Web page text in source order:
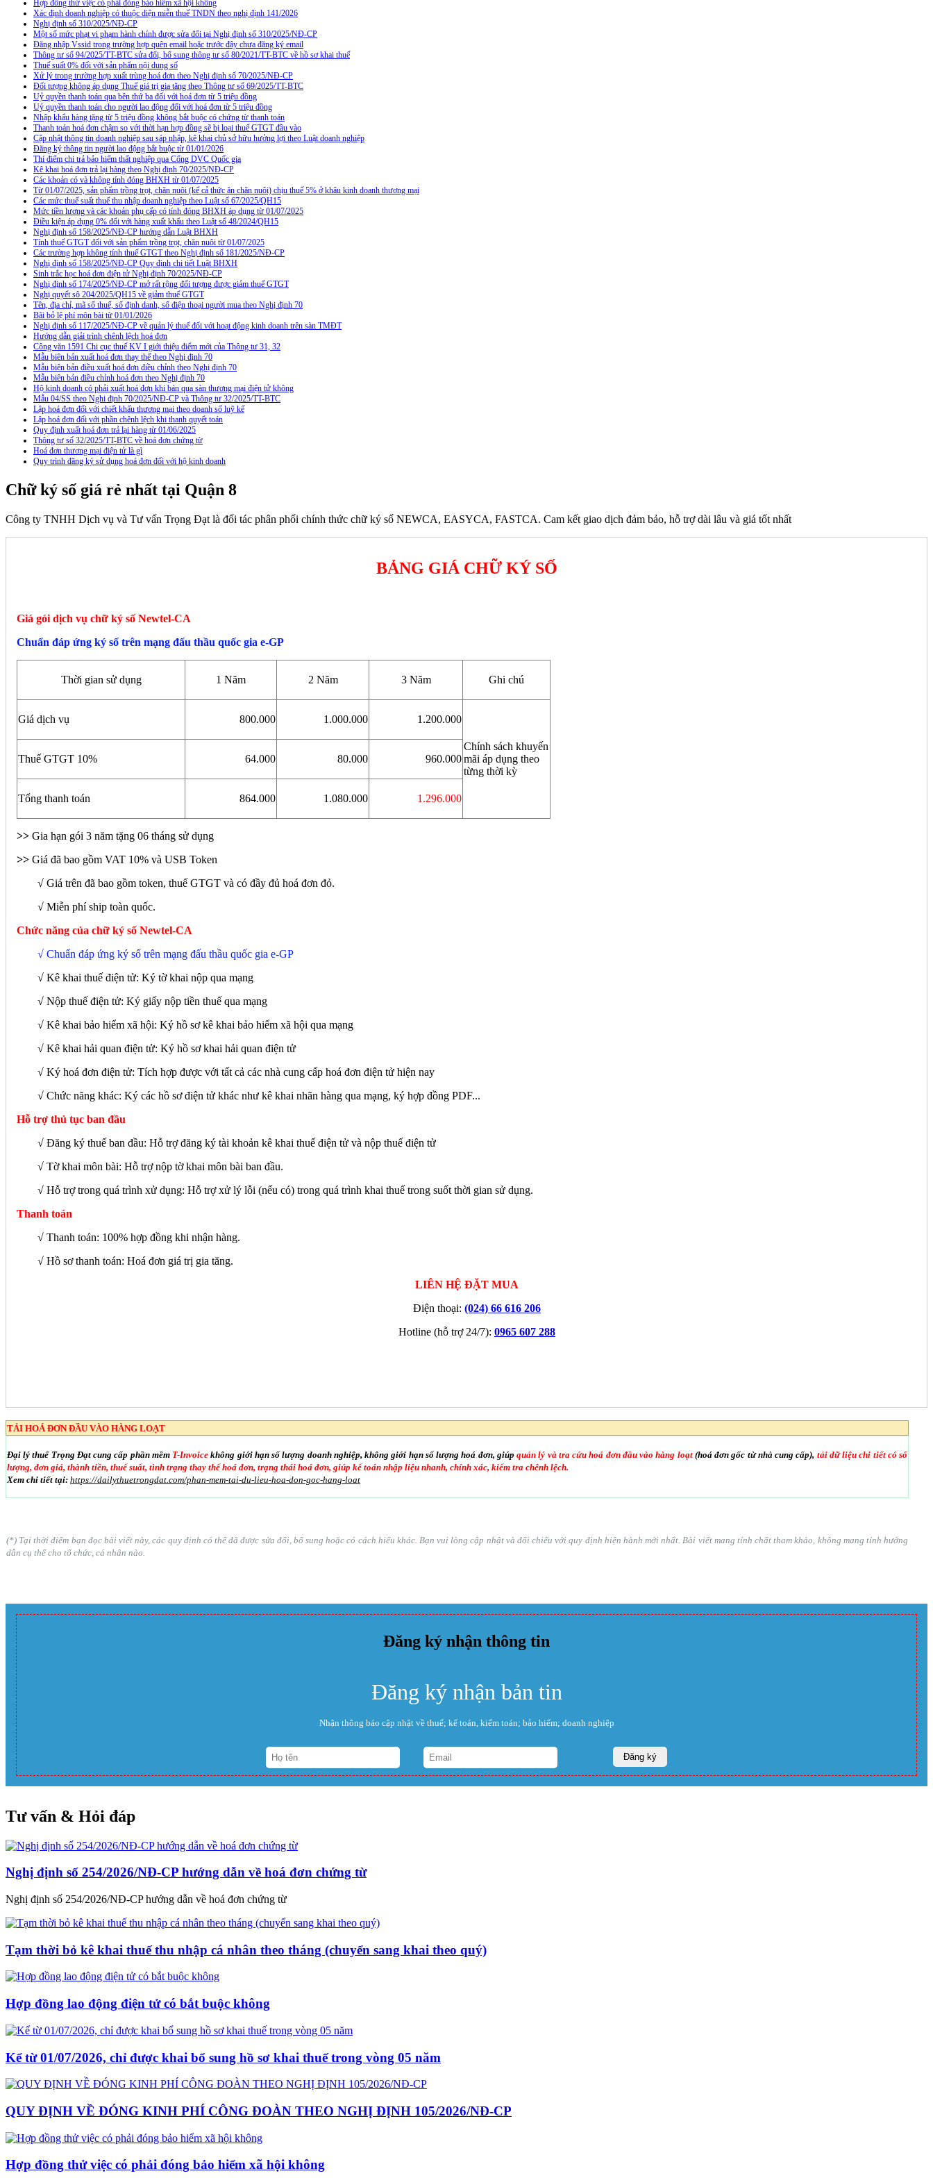
Hợp đồng thử việc có phải đóng bảo hiểm xã hội không
Xác định doanh nghiệp có thuộc diện miễn thuế TNDN theo nghị định 141/2026
Nghị định số 310/2025/NĐ-CP
Một số mức phạt vi phạm hành chính được sửa đổi tại Nghị định số 310/2025/NĐ-CP
Đăng nhập Vssid trong trường hợp quên email hoặc trước đây chưa đăng ký email
Thông tư số 94/2025/TT-BTC sửa đổi, bổ sung thông tư số 80/2021/TT-BTC về hồ sơ khai thuế
Thuế suất 0% đối với sản phẩm nội dung số
Xử lý trong trường hợp xuất trùng hoá đơn theo Nghị định số 70/2025/NĐ-CP
Đối tượng không áp dụng Thuế giá trị gia tăng theo Thông tư số 69/2025/TT-BTC
Uỷ quyền thanh toán qua bên thứ ba đối với hoá đơn từ 5 triệu đồng
Uỷ quyền thanh toán cho người lao động đối với hoá đơn từ 5 triệu đồng
Nhập khẩu hàng tặng từ 5 triệu đồng không bắt buộc có chứng từ thanh toán
Thanh toán hoá đơn chậm so với thời hạn hợp đồng sẽ bị loại thuế GTGT đầu vào
Cập nhật thông tin doanh nghiệp sau sáp nhập, kê khai chủ sở hữu hưởng lợi theo Luật doanh nghiệp
Đăng ký thông tin người lao động bắt buộc từ 01/01/2026
Thí điểm chi trả bảo hiểm thất nghiệp qua Cổng DVC Quốc gia
Kê khai hoá đơn trả lại hàng theo Nghị định 70/2025/NĐ-CP
Các khoản có và không tính đóng BHXH từ 01/07/2025
Từ 01/07/2025, sản phẩm trồng trọt, chăn nuôi (kể cả thức ăn chăn nuôi) chịu thuế 5% ở khâu kinh doanh thương mại
Các mức thuế suất thuế thu nhập doanh nghiệp theo Luật số 67/2025/QH15
Mức tiền lương và các khoản phụ cấp có tính đóng BHXH áp dụng từ 01/07/2025
Điều kiện áp dụng 0% đối với hàng xuất khẩu theo Luật số 48/2024/QH15
Nghị định số 158/2025/NĐ-CP hướng dẫn Luật BHXH
Tính thuế GTGT đối với sản phẩm trồng trọt, chăn nuôi từ 01/07/2025
Các trường hợp không tính thuế GTGT theo Nghị định số 181/2025/NĐ-CP
Nghị định số 158/2025/NĐ-CP Quy định chi tiết Luật BHXH
Sinh trắc học hoá đơn điện tử Nghị định 70/2025/NĐ-CP
Nghị định số 174/2025/NĐ-CP mở rất rộng đối tượng được giảm thuế GTGT
Nghị quyết sô 204/2025/QH15 về giảm thuế GTGT
Tên, địa chỉ, mã số thuế, số định danh, số điện thoại người mua theo Nghị định 70
Bãi bỏ lệ phí môn bài từ 01/01/2026
Nghị định số 117/2025/NĐ-CP về quản lý thuế đối với hoạt động kinh doanh trên sàn TMĐT
Hướng dẫn giải trình chênh lệch hoá đơn
Công văn 1591 Chi cục thuế KV I giới thiệu điểm mới của Thông tư 31, 32
Mẫu biên bản xuất hoá đơn thay thế theo Nghị định 70
Mẫu biên bản điều xuất hoá đơn điều chỉnh theo Nghị định 70
Mẫu biên bản điều chỉnh hoá đơn theo Nghị định 70
Hộ kinh doanh có phải xuất hoá đơn khi bán qua sàn thương mại điện tử không
Mẫu 04/SS theo Nghi định 70/2025/NĐ-CP và Thông tư 32/2025/TT-BTC
Lập hoá đơn đối với chiết khấu thương mại theo doanh số luỹ kế
Lập hoá đơn đối với phần chênh lệch khi thanh quyết toán
Quy định xuất hoá đơn trả lại hàng từ 01/06/2025
Thông tư số 32/2025/TT-BTC về hoá đơn chứng từ
Hoá đơn thương mại điện tử là gì
Quy trình đăng ký sử dụng hoá đơn đối với hộ kinh doanh
Chữ ký số giá rẻ nhất tại Quận 8
Công ty TNHH Dịch vụ và Tư vấn Trọng Đạt là đối tác phân phối chính thức chữ ký số NEWCA, EASYCA, FASTCA. Cam kết giao dịch đảm bảo, hỗ trợ dài lâu và giá tốt nhất
BẢNG GIÁ CHỮ KÝ SỐ
Giá gói dịch vụ chữ ký số Newtel-CA
Chuẩn đáp ứng ký số trên mạng đấu thầu quốc gia e-GP
Thời gian sử dụng 1 Năm 2 Năm 3 Năm Ghi chú
Giá dịch vụ 800.000 1.000.000 1.200.000
Chính sách khuyến
mãi áp dụng theo
từng thời kỳ
Thuế GTGT 10% 64.000 80.000 960.000
Tổng thanh toán 864.000 1.080.000 1.296.000
>> Gia hạn gói 3 năm tặng 06 tháng sử dụng
>> Giá đã bao gồm VAT 10% và USB Token
√ Giá trên đã bao gồm token, thuế GTGT và có đầy đủ hoá đơn đỏ.
√ Miễn phí ship toàn quốc.
Chức năng của chữ ký số Newtel-CA
√ Chuẩn đáp ứng ký số trên mạng đấu thầu quốc gia e-GP
√ Kê khai thuế điện tử: Ký tờ khai nộp qua mạng
√ Nộp thuế điện tử: Ký giấy nộp tiền thuế qua mạng
√ Kê khai bảo hiểm xã hội: Ký hồ sơ kê khai bảo hiểm xã hội qua mạng
√ Kê khai hải quan điện tử: Ký hồ sơ khai hải quan điện tử
√ Ký hoá đơn điện tử: Tích hợp được với tất cả các nhà cung cấp hoá đơn điện tử hiện nay
√ Chức năng khác: Ký các hồ sơ điện tử khác như kê khai nhãn hàng qua mạng, ký hợp đồng PDF...
Hỗ trợ thủ tục ban đầu
√ Đăng ký thuế ban đầu: Hỗ trợ đăng ký tài khoản kê khai thuế điện tử và nộp thuế điện tử
√ Tờ khai môn bài: Hỗ trợ nộp tờ khai môn bài ban đầu.
√ Hỗ trợ trong quá trình xử dụng: Hỗ trợ xử lý lỗi (nếu có) trong quá trình khai thuế trong suốt thời gian sử dụng.
Thanh toán
√ Thanh toán: 100% hợp đồng khi nhận hàng.
√ Hồ sơ thanh toán: Hoá đơn giá trị gia tăng.
LIÊN HỆ ĐẶT MUA
Điện thoại: (024) 66 616 206
Hotline (hỗ trợ 24/7): 0965 607 288
TẢI HOÁ ĐƠN ĐẦU VÀO HÀNG LOẠT
Đại lý thuế Trọng Đạt cung cấp phần mềm T-Invoice không giới hạn số lượng doanh nghiệp, không giới hạn số lượng hoá đơn, giúpquản lý và tra cứu hoá đơn đầu vào hàng loạt(hoá đơn gốc từ nhà cung cấp), tải dữ liệu chi tiết có số
lượng, đơn giá, thành tiền, thuế suất, tình trạng thay thế hoá đơn, trạng thái hoá đơn, giúp kế toán nhập liệu nhanh, chính xác, kiểm tra chênh lệch.
Xem chi tiết tại: https://dailythuetrongdat.com/phan-mem-tai-du-lieu-hoa-don-goc-hang-loat
(*) Tại thời điểm bạn đọc bài viết này, các quy định có thể đã được sửa đổi, bổ sung hoặc có cách hiểu khác. Bạn vui lòng cập nhật và đối chiếu với quy định hiện hành mới nhất. Bài viết mang tính chất tham khảo, không mang tính hướng
dẫn cụ thể cho tổ chức, cá nhân nào.
Đăng ký nhận thông tin
Đăng ký nhận bản tin
Nhận thông báo cập nhật về thuế; kế toán, kiểm toán; bảo hiểm; doanh nghiệp
Tư vấn & Hỏi đáp
Nghị định số 254/2026/NĐ-CP hướng dẫn về hoá đơn chứng từ
Nghị định số 254/2026/NĐ-CP hướng dẫn về hoá đơn chứng từ
Tạm thời bỏ kê khai thuế thu nhập cá nhân theo tháng (chuyển sang khai theo quý)
Hợp đồng lao động điện tử có bắt buộc không
Kể từ 01/07/2026, chỉ được khai bổ sung hồ sơ khai thuế trong vòng 05 năm
QUY ĐỊNH VỀ ĐÓNG KINH PHÍ CÔNG ĐOÀN THEO NGHỊ ĐỊNH 105/2026/NĐ-CP
Hợp đồng thử việc có phải đóng bảo hiểm xã hội không